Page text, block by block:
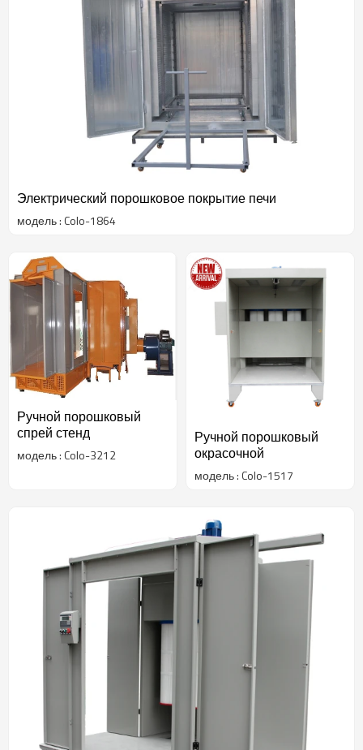
Электрический порошковое покрытие печи
модель : Colo-1864
Ручной порошковый
спрей стенд
модель : Colo-3212
Ручной порошковый
окрасочной
модель : Colo-1517